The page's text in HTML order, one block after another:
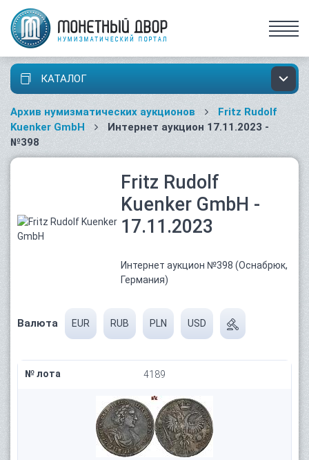
КАТАЛОГ
Архив нумизматических аукционов
Fritz Rudolf
Kuenker GmbH
Интернет аукцион 17.11.2023 -
№398
Fritz Rudolf
Kuenker GmbH -
17.11.2023
Интернет аукцион №398 (Оснабрюк,
Германия)
Валюта EUR RUB PLN USD
№ лота 4189